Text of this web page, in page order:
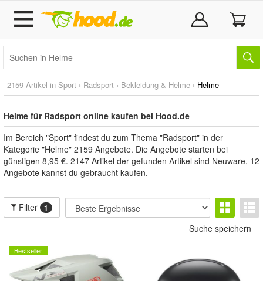
2159 Artikel in Sport › Radsport › Bekleidung & Helme › Helme
Helme für Radsport online kaufen bei Hood.de
Im Bereich "Sport" findest du zum Thema "Radsport" in der
Kategorie "Helme" 2159 Angebote. Die Angebote starten bei
günstigen 8,95 €. 2147 Artikel der gefunden Artikel sind Neuware, 12
Angebote kannst du gebraucht kaufen.
Filter 1
Suche speichern
Bestseller